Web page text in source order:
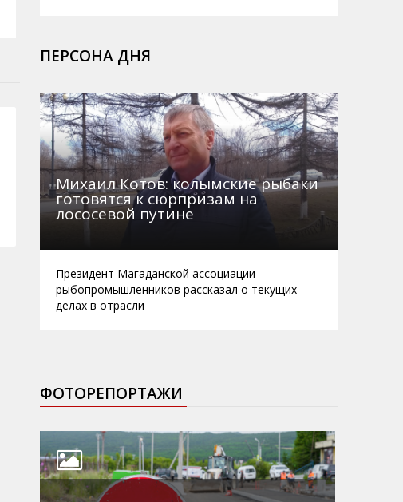
ПЕРСОНА ДНЯ
Михаил Котов: колымские рыбаки
готовятся к сюрпризам на
лососевой путине
Президент Магаданской ассоциации
рыбопромышленников рассказал о текущих
делах в отрасли
ФОТОРЕПОРТАЖИ